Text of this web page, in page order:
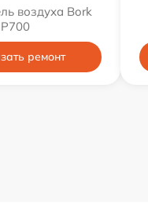
воздуха Bork
P700
ремонт